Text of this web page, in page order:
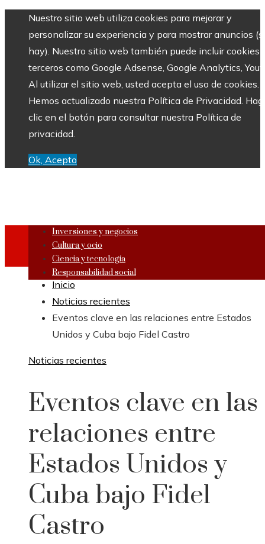
Nuestro sitio web utiliza cookies para mejorar y
personalizar su experiencia y para mostrar anuncios
hay). Nuestro sitio web también puede incluir cookies
terceros como Google Adsense, Google Analytics,
Al utilizar el sitio web, usted acepta el uso de cookies.
Hemos actualizado nuestra Política de Privacidad.
clic en el botón para consultar nuestra Política de
privacidad.
Ok, Acepto
Inversiones y negocios
Cultura y ocio
Ciencia y tecnología
Responsabilidad social
Inicio
Noticias recientes
Eventos clave en las relaciones entre Estados
Unidos y Cuba bajo Fidel Castro
Noticias recientes
Eventos clave en las
relaciones entre
Estados Unidos y
Cuba bajo Fidel
Castro